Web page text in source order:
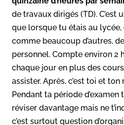
de travaux dirigés (TD). C’est
que lorsque tu étais au
comme beaucoup d’autres,
personnel. Compte environ 2
chaque jour en plus des
assister. Après, c’est toi et
Pendant ta période
réviser davantage mais ne
c’est surtout question